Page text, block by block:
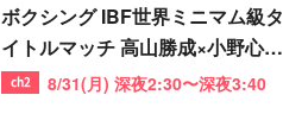
ボクシング IBF世界ミニマム級タ
イトルマッチ 高山勝成×小野心
（2014年5月）
8/31(月) 深夜2:30〜深夜3:40